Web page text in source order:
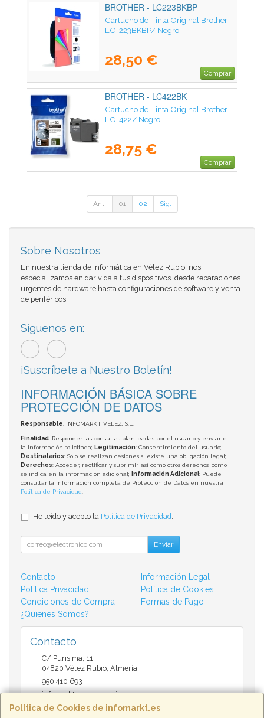
BROTHER - LC223BKBP
Cartucho de Tinta Original Brother
LC-223BKBP/ Negro
28,50 €
Comprar
BROTHER - LC422BK
Cartucho de Tinta Original Brother
LC-422/ Negro
28,75 €
Comprar
Ant. 01 02 Sig.
Política de Cookies de infomarkt.es
Sobre Nosotros
En nuestra tienda de informática en Vélez Rubio, nos
especializamos en dar vida a tus dispositivos. desde reparaciones
urgentes de hardware hasta configuraciones de software y venta
de periféricos.
Síguenos en:
¡Suscríbete a Nuestro Boletín!
INFORMACIÓN BÁSICA SOBRE
PROTECCIÓN DE DATOS
Responsable: INFOMARKT VELEZ, S.L.
Finalidad: Responder las consultas planteadas por el usuario y enviarle
la información solicitada; Legitimación: Consentimiento del usuario;
Destinatarios: Solo se realizan cesiones si existe una obligación legal;
Derechos: Acceder, rectificar y suprimir, así como otros derechos, como
se indica en la información adicional;
Información Adicional: Puede
consultar la información completa de Protección de Datos en nuestra
Política de Privacidad
He leído y acepto la Política de Privacidad
Enviar
Contacto
Información Legal
Política Privacidad
Política de Cookies
Condiciones de Compra
Formas de Pago
¿Quienes Somos?
Contacto
C/ Purisima, 11
04820 Vélez Rubio Almería
950 410 693
infomarktvelez@gmail.com